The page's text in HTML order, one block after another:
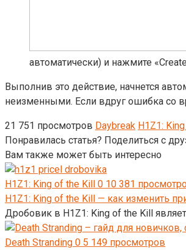
автоматически) и нажмите
Выполнив это действие, начнется
неизменными. Если вдруг ошибка со
21 751 просмотров Daybreak H1Z1:
Понравилась статья? Поделиться с
Вам также может быть интересно
H1Z1: King of the Kill 0 10 381
H1Z1: King of the Kill — как изменить
Дробовик в H1Z1: King of the Kill
Death Stranding 0 5 149 просмотров